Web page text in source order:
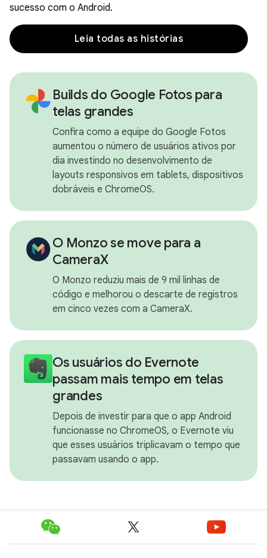
sucesso com o Android.
Leia todas as histórias
Builds do Google Fotos para
telas grandes
Confira como a equipe do Google Fotos
aumentou o número de usuários ativos por
dia investindo no desenvolvimento de
layouts responsivos em tablets, dispositivos
dobráveis e ChromeOS.
O Monzo se move para a
CameraX
O Monzo reduziu mais de 9 mil linhas de
código e melhorou o descarte de registros
em cinco vezes com a CameraX.
Os usuários do Evernote
passam mais tempo em telas
grandes
Depois de investir para que o app Android
funcionasse no ChromeOS, o Evernote viu
que esses usuários triplicavam o tempo que
passavam usando o app.